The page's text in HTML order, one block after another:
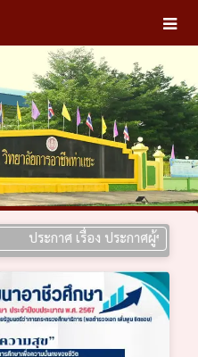
ประกาศ เรื่อง ประกาศผู้ชนะการเส